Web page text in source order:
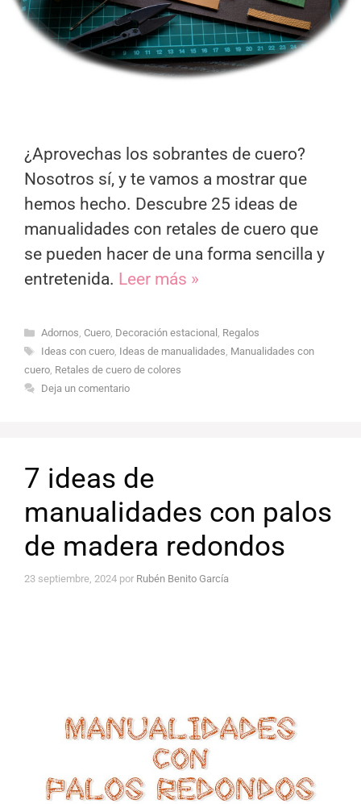
¿Aprovechas los sobrantes de cuero?
Nosotros sí, y te vamos a mostrar que
hemos hecho. Descubre 25 ideas de
manualidades con retales de cuero que
se pueden hacer de una forma sencilla y
entretenida. Leer más »
Categorías
Adornos, Cuero, Decoración estacional , Regalos
Etiquetas
Ideas con cuero, Ideas de manualidades, Manualidades con
cuero, Retales de cuero de colores
Deja un comentario
7 ideas de
manualidades con palos
de madera redondos
23 septiembre, 2024 por Rubén Benito García